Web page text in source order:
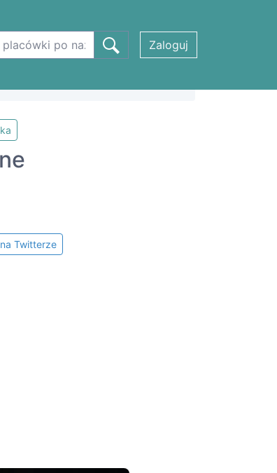
Zaloguj
Twitterze